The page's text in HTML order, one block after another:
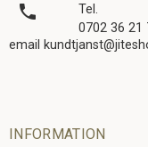
local_phone
Tel.
0702 36 21
email
INFORMATION